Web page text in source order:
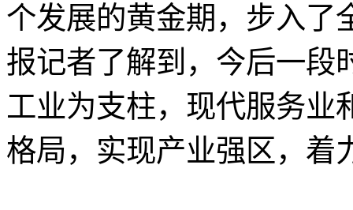
个发展的黄金期，步入了
报记者了解到，今后一段
工业为支柱，现代服务业
格局，实现产业强区，着